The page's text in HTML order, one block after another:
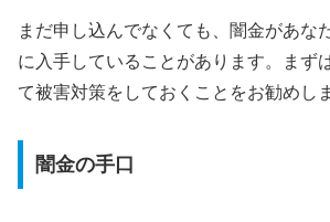
まだ申し込んでなくても、闇金があな
に入手していることがあります。まず
て被害対策をしておくことをお勧めし
闇金の手口